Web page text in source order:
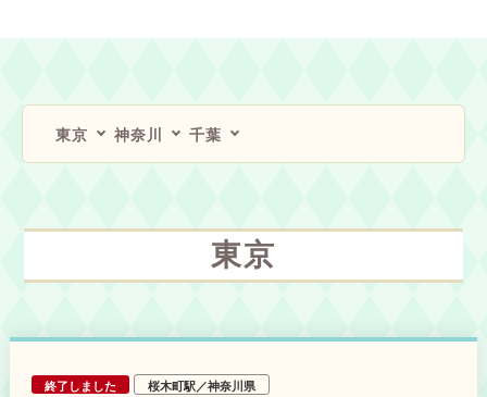
東京 神奈川 千葉
東京
終了しました 桜木町駅／神奈川県